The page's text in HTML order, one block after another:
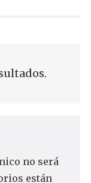
no será
están